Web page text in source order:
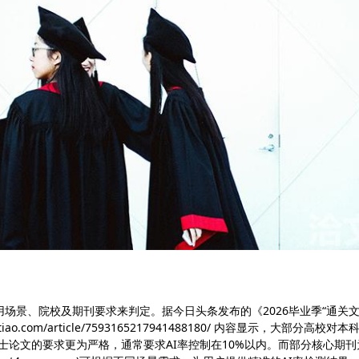
景、院校及期刊要求来判定。据今日头条发布的《2026毕业季“通关文
article/7593165217941488180/ 内容显示，大部分高校对本
文的要求更为严格，通常要求AI率控制在10%以内。而部分核心期